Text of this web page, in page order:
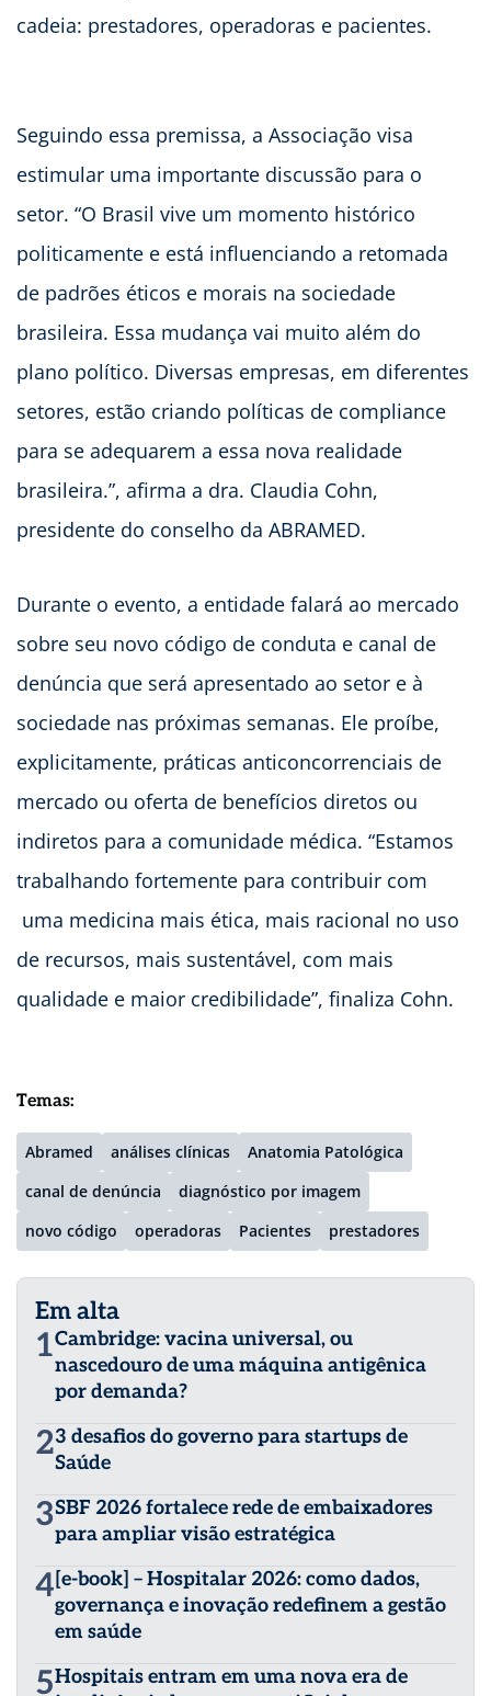
cadeia: prestadores, operadoras e pacientes.
Seguindo essa premissa, a Associação visa
estimular uma importante discussão para o
setor. “O Brasil vive um momento histórico
politicamente e está influenciando a retomada
de padrões éticos e morais na sociedade
brasileira. Essa mudança vai muito além do
plano político. Diversas empresas, em diferentes
setores, estão criando políticas de compliance
para se adequarem a essa nova realidade
brasileira.”, afirma a dra. Claudia Cohn,
presidente do conselho da ABRAMED.
Durante o evento, a entidade falará ao mercado
sobre seu novo código de conduta e canal de
denúncia que será apresentado ao setor e à
sociedade nas próximas semanas. Ele proíbe,
explicitamente, práticas anticoncorrenciais de
mercado ou oferta de benefícios diretos ou
indiretos para a comunidade médica. “Estamos
trabalhando fortemente para contribuir com
uma medicina mais ética, mais racional no uso
de recursos, mais sustentável, com mais
qualidade e maior credibilidade”, finaliza Cohn.
Temas:
Abramed análises clínicas
Anatomia Patológica
canal de denúncia
diagnóstico por imagem
novo código
operadoras Pacientes prestadores
Em alta
1Cambridge: vacina universal, ou
nascedouro de uma máquina antigênica
por demanda?
23 desafios do governo para startups de
Saúde
3SBF 2026 fortalece rede de embaixadores
para ampliar visão estratégica
4[e-book] – Hospitalar 2026: como dados,
governança e inovação redefinem a gestão
em saúde
5Hospitais entram em uma nova era de